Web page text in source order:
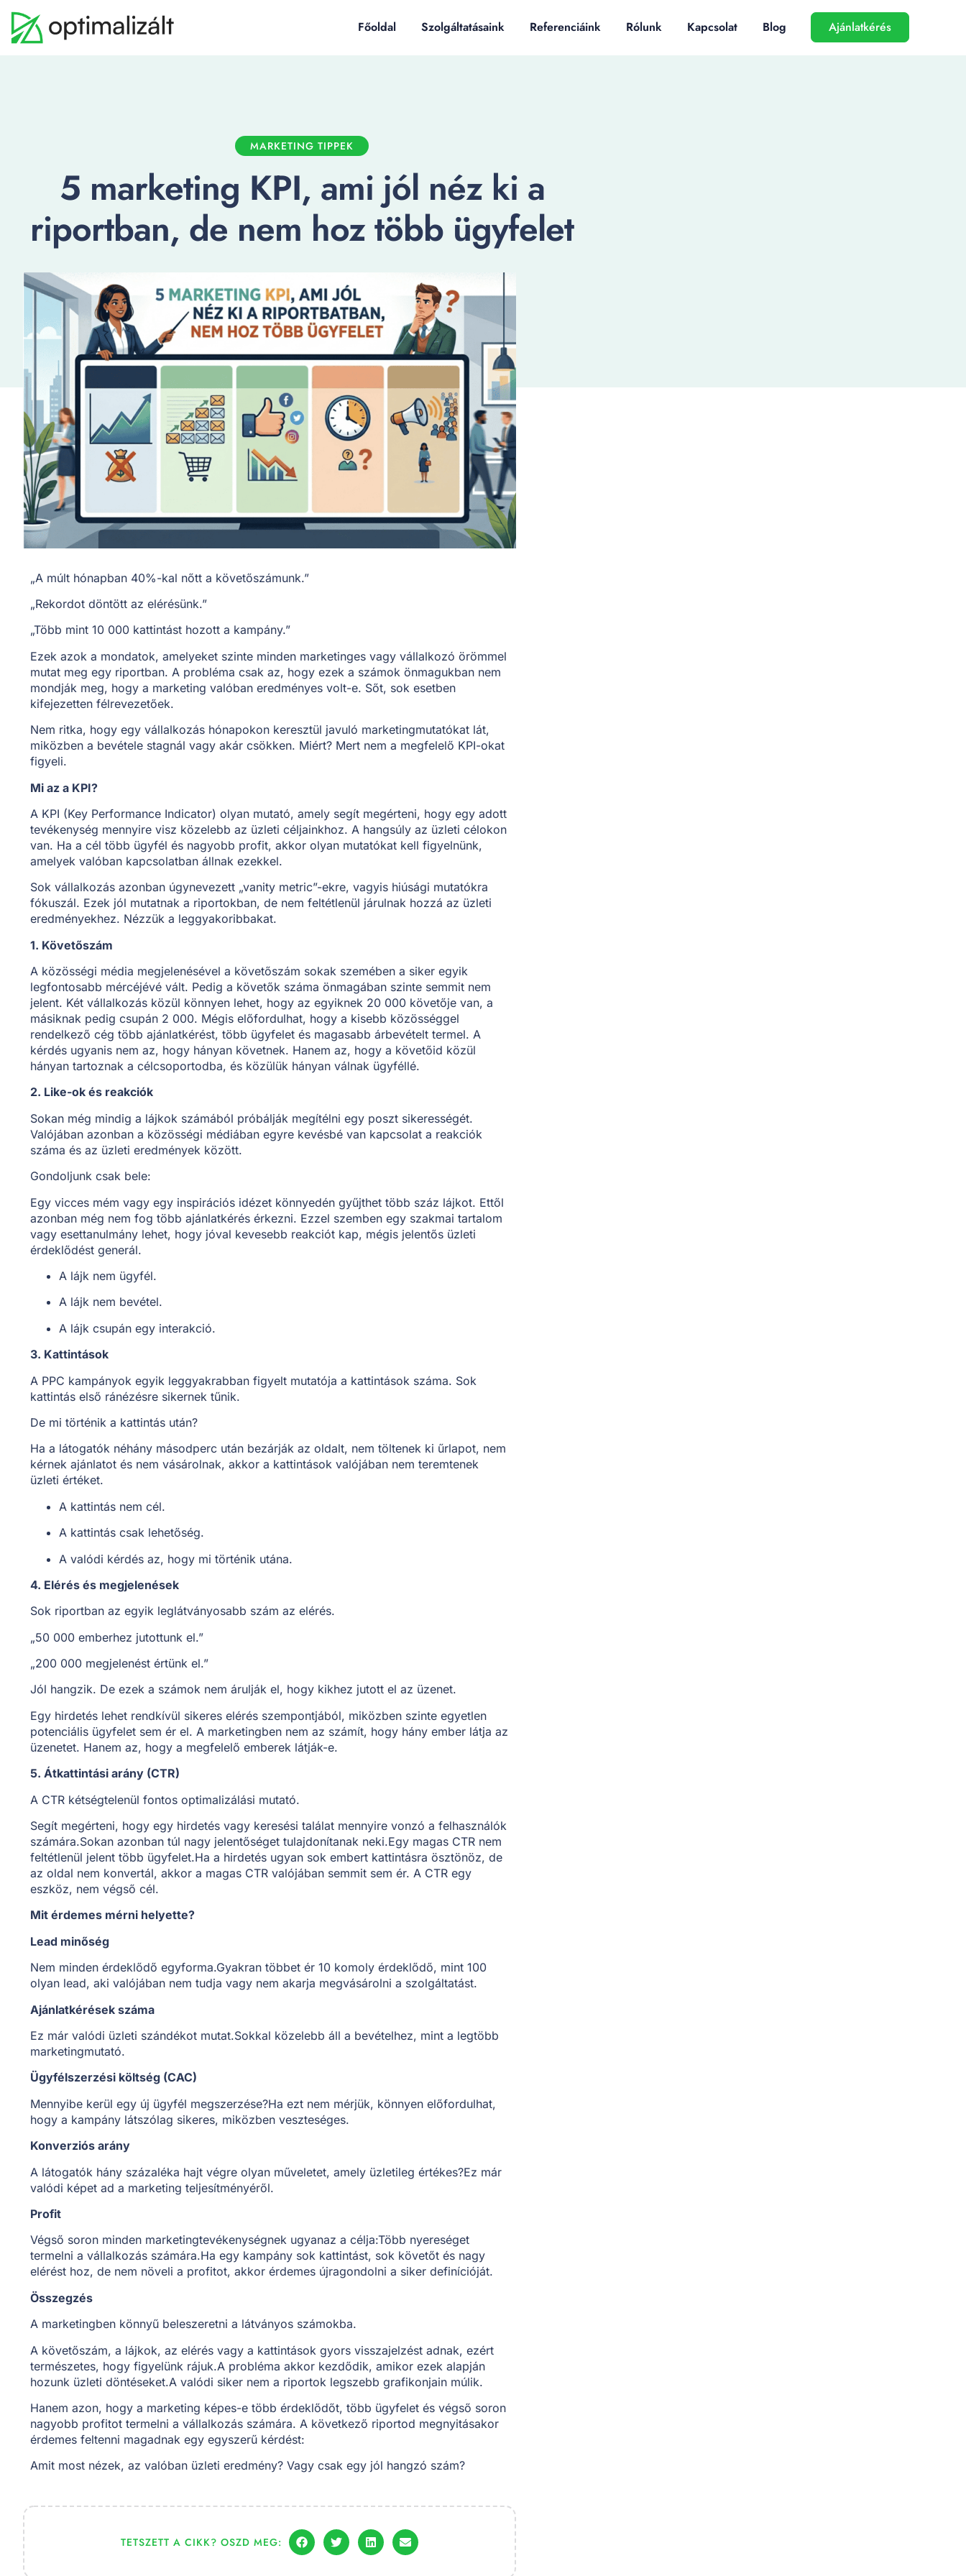
Főoldal Szolgáltatásaink Referenciáink Rólunk Kapcsolat Blog Ajánlatkérés
MARKETING TIPPEK
5 marketing KPI, ami jól néz ki a
riportban, de nem hoz több ügyfelet
„A múlt hónapban 40%-kal nőtt a követőszámunk.”
„Rekordot döntött az elérésünk.”
„Több mint 10 000 kattintást hozott a kampány.”
Ezek azok a mondatok, amelyeket szinte minden marketinges vagy vállalkozó örömmel
mutat meg egy riportban. A probléma csak az, hogy ezek a számok önmagukban nem
mondják meg, hogy a marketing valóban eredményes volt-e. Sőt, sok esetben
kifejezetten félrevezetőek.
Nem ritka, hogy egy vállalkozás hónapokon keresztül javuló marketingmutatókat lát,
miközben a bevétele stagnál vagy akár csökken. Miért? Mert nem a megfelelő KPI-okat
figyeli.
Mi az a KPI?
A KPI (Key Performance Indicator) olyan mutató, amely segít megérteni, hogy egy adott
tevékenység mennyire visz közelebb az üzleti céljainkhoz. A hangsúly az üzleti célokon
van. Ha a cél több ügyfél és nagyobb profit, akkor olyan mutatókat kell figyelnünk,
amelyek valóban kapcsolatban állnak ezekkel.
Sok vállalkozás azonban úgynevezett „vanity metric”-ekre, vagyis hiúsági mutatókra
fókuszál. Ezek jól mutatnak a riportokban, de nem feltétlenül járulnak hozzá az üzleti
eredményekhez. Nézzük a leggyakoribbakat.
1. Követőszám
A közösségi média megjelenésével a követőszám sokak szemében a siker egyik
legfontosabb mércéjévé vált. Pedig a követők száma önmagában szinte semmit nem
jelent. Két vállalkozás közül könnyen lehet, hogy az egyiknek 20 000 követője van, a
másiknak pedig csupán 2 000. Mégis előfordulhat, hogy a kisebb közösséggel
rendelkező cég több ajánlatkérést, több ügyfelet és magasabb árbevételt termel. A
kérdés ugyanis nem az, hogy hányan követnek. Hanem az, hogy a követőid közül
hányan tartoznak a célcsoportodba, és közülük hányan válnak ügyféllé.
2. Like-ok és reakciók
Sokan még mindig a lájkok számából próbálják megítélni egy poszt sikerességét.
Valójában azonban a közösségi médiában egyre kevésbé van kapcsolat a reakciók
száma és az üzleti eredmények között.
Gondoljunk csak bele:
Egy vicces mém vagy egy inspirációs idézet könnyedén gyűjthet több száz lájkot. Ettől
azonban még nem fog több ajánlatkérés érkezni. Ezzel szemben egy szakmai tartalom
vagy esettanulmány lehet, hogy jóval kevesebb reakciót kap, mégis jelentős üzleti
érdeklődést generál.
A lájk nem ügyfél.
A lájk nem bevétel.
A lájk csupán egy interakció.
3. Kattintások
A PPC kampányok egyik leggyakrabban figyelt mutatója a kattintások száma. Sok
kattintás első ránézésre sikernek tűnik.
De mi történik a kattintás után?
Ha a látogatók néhány másodperc után bezárják az oldalt, nem töltenek ki űrlapot, nem
kérnek ajánlatot és nem vásárolnak, akkor a kattintások valójában nem teremtenek
üzleti értéket.
A kattintás nem cél.
A kattintás csak lehetőség.
A valódi kérdés az, hogy mi történik utána.
4. Elérés és megjelenések
Sok riportban az egyik leglátványosabb szám az elérés.
„50 000 emberhez jutottunk el.”
„200 000 megjelenést értünk el.”
Jól hangzik. De ezek a számok nem árulják el, hogy kikhez jutott el az üzenet.
Egy hirdetés lehet rendkívül sikeres elérés szempontjából, miközben szinte egyetlen
potenciális ügyfelet sem ér el. A marketingben nem az számít, hogy hány ember látja az
üzenetet. Hanem az, hogy a megfelelő emberek látják-e.
5. Átkattintási arány (CTR)
A CTR kétségtelenül fontos optimalizálási mutató.
Segít megérteni, hogy egy hirdetés vagy keresési találat mennyire vonzó a felhasználók
számára.Sokan azonban túl nagy jelentőséget tulajdonítanak neki.Egy magas CTR nem
feltétlenül jelent több ügyfelet.Ha a hirdetés ugyan sok embert kattintásra ösztönöz, de
az oldal nem konvertál, akkor a magas CTR valójában semmit sem ér. A CTR egy
eszköz, nem végső cél.
Mit érdemes mérni helyette?
Lead minőség
Nem minden érdeklődő egyforma.Gyakran többet ér 10 komoly érdeklődő, mint 100
olyan lead, aki valójában nem tudja vagy nem akarja megvásárolni a szolgáltatást.
Ajánlatkérések száma
Ez már valódi üzleti szándékot mutat.Sokkal közelebb áll a bevételhez, mint a legtöbb
marketingmutató.
Ügyfélszerzési költség (CAC)
Mennyibe kerül egy új ügyfél megszerzése?Ha ezt nem mérjük, könnyen előfordulhat,
hogy a kampány látszólag sikeres, miközben veszteséges.
Konverziós arány
A látogatók hány százaléka hajt végre olyan műveletet, amely üzletileg értékes?Ez már
valódi képet ad a marketing teljesítményéről.
Profit
Végső soron minden marketingtevékenységnek ugyanaz a célja:Több nyereséget
termelni a vállalkozás számára.Ha egy kampány sok kattintást, sok követőt és nagy
elérést hoz, de nem növeli a profitot, akkor érdemes újragondolni a siker definícióját.
Összegzés
A marketingben könnyű beleszeretni a látványos számokba.
A követőszám, a lájkok, az elérés vagy a kattintások gyors visszajelzést adnak, ezért
természetes, hogy figyelünk rájuk.A probléma akkor kezdődik, amikor ezek alapján
hozunk üzleti döntéseket.A valódi siker nem a riportok legszebb grafikonjain múlik.
Hanem azon, hogy a marketing képes-e több érdeklődőt, több ügyfelet és végső soron
nagyobb profitot termelni a vállalkozás számára. A következő riportod megnyitásakor
érdemes feltenni magadnak egy egyszerű kérdést:
Amit most nézek, az valóban üzleti eredmény? Vagy csak egy jól hangzó szám?
TETSZETT A CIKK? OSZD MEG: